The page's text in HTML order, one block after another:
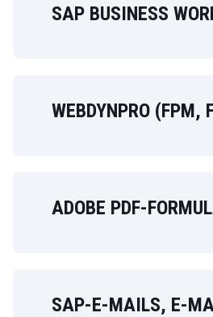
SAP BUSINESS
WEBDYNPRO (FPM,
ADOBE PDF-
SAP-E-MAILS, E-